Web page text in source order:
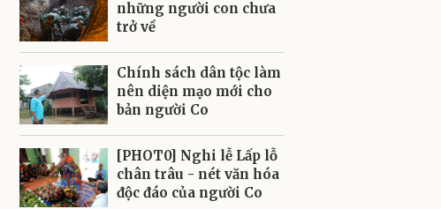
những người con chưa
trở về
Chính sách dân tộc làm
nên diện mạo mới cho
bản người Co
[PHOT0] Nghi lễ Lấp lỗ
chân trâu - nét văn hóa
độc đáo của người Co